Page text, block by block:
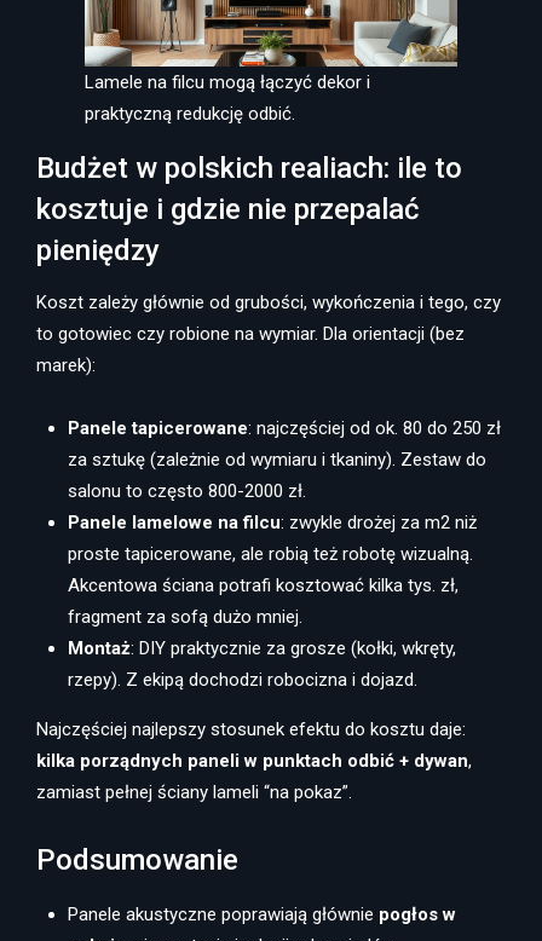
Lamele na filcu mogą łączyć dekor i
praktyczną redukcję odbić.
Budżet w polskich realiach: ile to
kosztuje i gdzie nie przepalać
pieniędzy
Koszt zależy głównie od grubości, wykończenia i tego, czy
to gotowiec czy robione na wymiar. Dla orientacji (bez
marek):
Panele tapicerowane: najczęściej od ok. 80 do 250 zł
za sztukę (zależnie od wymiaru i tkaniny). Zestaw do
salonu to często 800-2000 zł.
Panele lamelowe na filcu: zwykle drożej za m2 niż
proste tapicerowane, ale robią też robotę wizualną.
Akcentowa ściana potrafi kosztować kilka tys. zł,
fragment za sofą dużo mniej.
Montaż: DIY praktycznie za grosze (kołki, wkręty,
rzepy). Z ekipą dochodzi robocizna i dojazd.
Najczęściej najlepszy stosunek efektu do kosztu daje:
kilka porządnych paneli w punktach odbić + dywan,
zamiast pełnej ściany lameli “na pokaz”.
Podsumowanie
Panele akustyczne poprawiają głównie pogłos w